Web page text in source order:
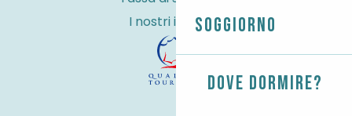
Soggiorno
Dove dormire?
I nostri impegni